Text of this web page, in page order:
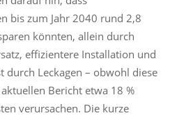
bis zum Jahr 2040 rund 2,8
könnten, allein durch
effizientere Installation und
durch Leckagen – obwohl diese
Bericht etwa 18 %
verursachen. Die kurze